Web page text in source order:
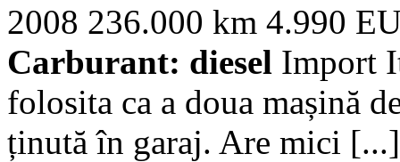
2008 236.000 km 4.990
Carburant: diesel Import
folosita ca a doua mașină
ținută în garaj. Are mici [...]